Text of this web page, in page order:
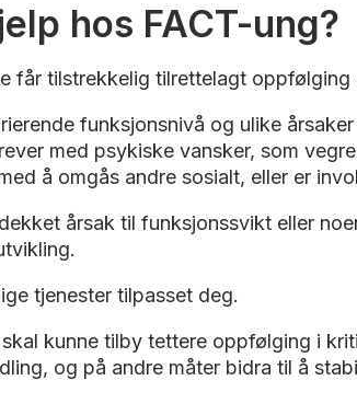
hos FACT-ung?
får tilstrekkelig tilrettelagt
funksjonsnivå og ulike
med psykiske vansker, som
å omgås andre sosialt, eller er
årsak til funksjonssvikt eller
tjenester tilpasset deg.
kunne tilby tettere oppfølging i
og på andre måter bidra til å